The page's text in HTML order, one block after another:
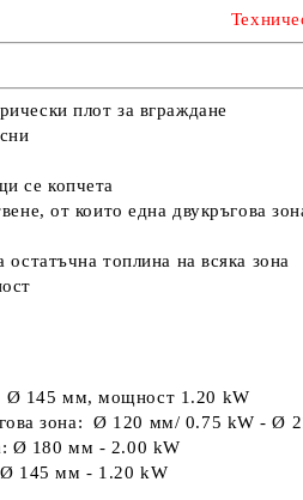
плот за вграждане
се копчета
от които една двукръгова
остатъчна топлина на всяка зона
Ø 145 мм, мощност 1.20 kW
зона:Ø 120 мм/ 0.75 kW -Ø
Ø 180 мм - 2.00 kW
Ø 145 мм - 1.20 kW